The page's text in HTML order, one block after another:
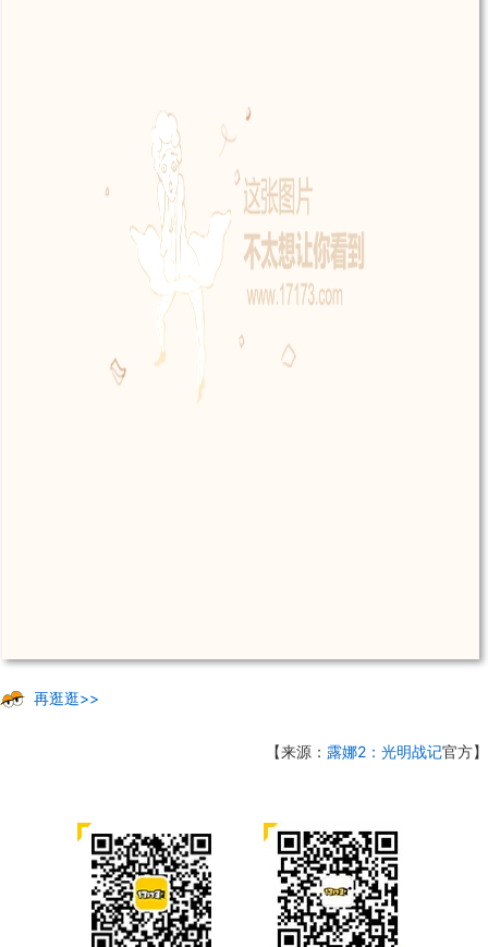
再逛逛>>
【来源： 露娜2：光明战记官方】